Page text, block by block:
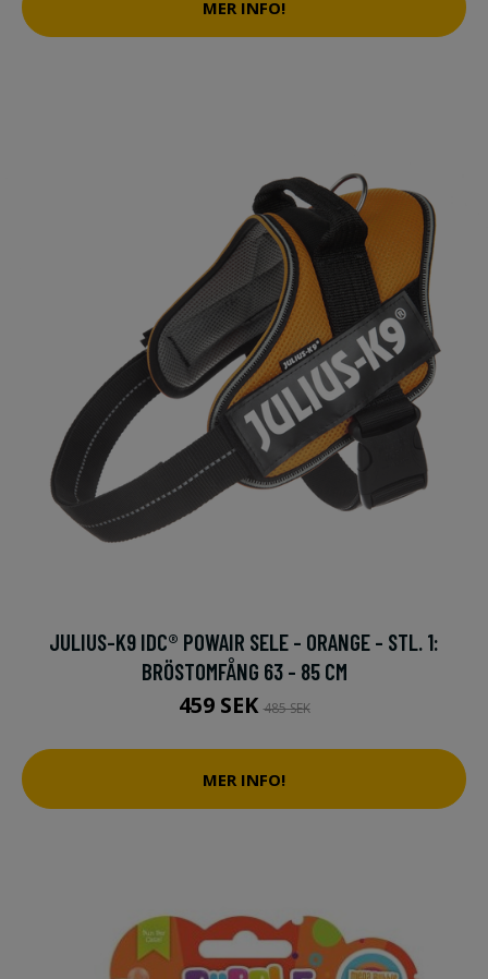
MER INFO!
JULIUS-K9 IDC® POWAIR SELE - ORANGE - STL. 1:
BRÖSTOMFÅNG 63 - 85 CM
459 SEK485 SEK
MER INFO!